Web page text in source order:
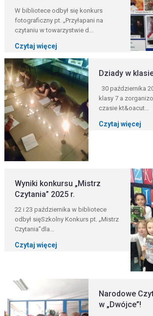
W bibliotece odbył się konkurs
fotograficzny pt. „Przyłapani na
czytaniu w towarzystwie d...
Czytaj więcej
Dziady w
30 października
klasy 7 a
czasie kt&oacut...
Czytaj więcej
Wyniki konkursu „Mistrz
Czytania” 2025 r.
22 i 23 października w bibliotece
odbył sięSzkolny Konkurs pt. „Mistrz
Czytania”dla...
Czytaj więcej
Narodowe
w „Dwójce”!